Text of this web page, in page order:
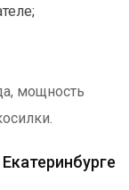
мощность